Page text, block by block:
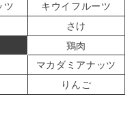
ツ
キウイフルーツ
さけ
鶏肉
マカダミアナッツ
りんご